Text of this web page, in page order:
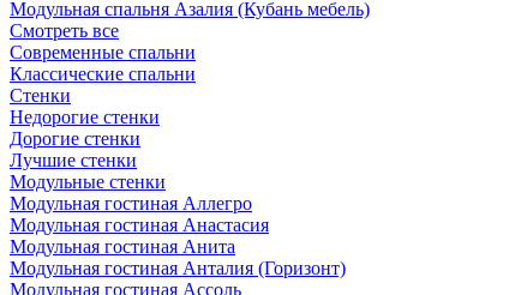
Модульная спальня Азалия (Кубань мебель)
Смотреть все
Современные спальни
Классические спальни
Стенки
Недорогие стенки
Дорогие стенки
Лучшие стенки
Модульные стенки
Модульная гостиная Аллегро
Модульная гостиная Анастасия
Модульная гостиная Анита
Модульная гостиная Анталия (Горизонт)
Модульная гостиная Ассоль